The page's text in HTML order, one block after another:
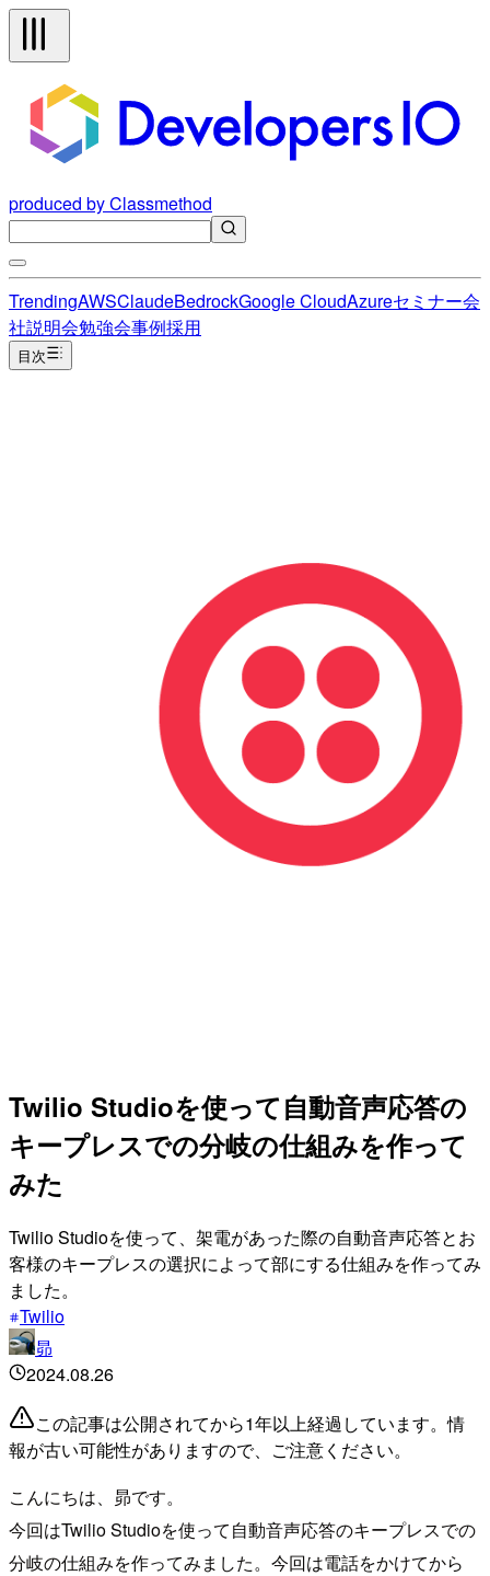
produced by Classmethod
TrendingAWSClaudeBedrockGoogle CloudAzureセミナー会
社説明会勉強会事例採用
目次
Twilio Studioを使って自動音声応答の
キープレスでの分岐の仕組みを作って
みた
Twilio Studioを使って、架電があった際の自動音声応答とお
客様のキープレスの選択によって部にする仕組みを作ってみ
ました。
Twilio
昴
2024.08.26
この記事は公開されてから1年以上経過しています。情
報が古い可能性がありますので、ご注意ください。
こんにちは、昴です。
今回はTwilio Studioを使って自動音声応答のキープレスでの
分岐の仕組みを作ってみました。今回は電話をかけてから